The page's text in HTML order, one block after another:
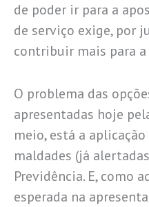
de poder ir para a
de serviço exige, por
contribuir mais para a
O problema das
apresentadas hoje
meio, está a
maldades (já
Previdência. E, como
esperada na